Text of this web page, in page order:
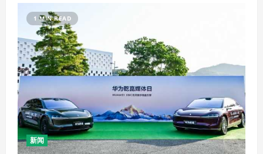
上
市
即
获
权
威
认
可！
睿
立
达
凭
何
领
跑
1 MIN READ
新闻